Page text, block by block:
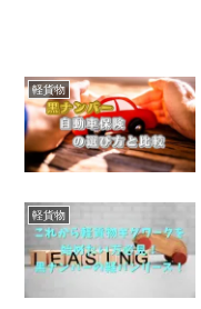
軽貨物
軽貨物